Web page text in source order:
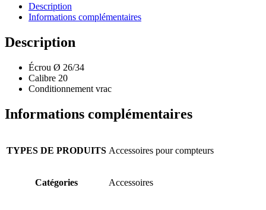
Description
Informations complémentaires
Description
Écrou Ø 26/34
Calibre 20
Conditionnement vrac
Informations complémentaires
TYPES DE PRODUITS Accessoires pour compteurs
Catégories Accessoires